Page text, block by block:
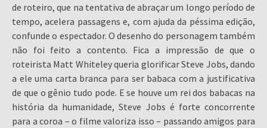
de roteiro, que na tentativa de abraçar um longo período de
tempo, acelera passagens e, com ajuda da péssima edição,
confunde o espectador. O desenho do personagem também
não foi feito a contento. Fica a impressão de que o
roteirista Matt Whiteley queria glorificar Steve Jobs, dando
a ele uma carta branca para ser babaca com a justificativa
de que o gênio tudo pode. E se houve um rei dos babacas na
história da humanidade, Steve Jobs é forte concorrente
para a coroa – o filme valoriza isso – passando amigos para